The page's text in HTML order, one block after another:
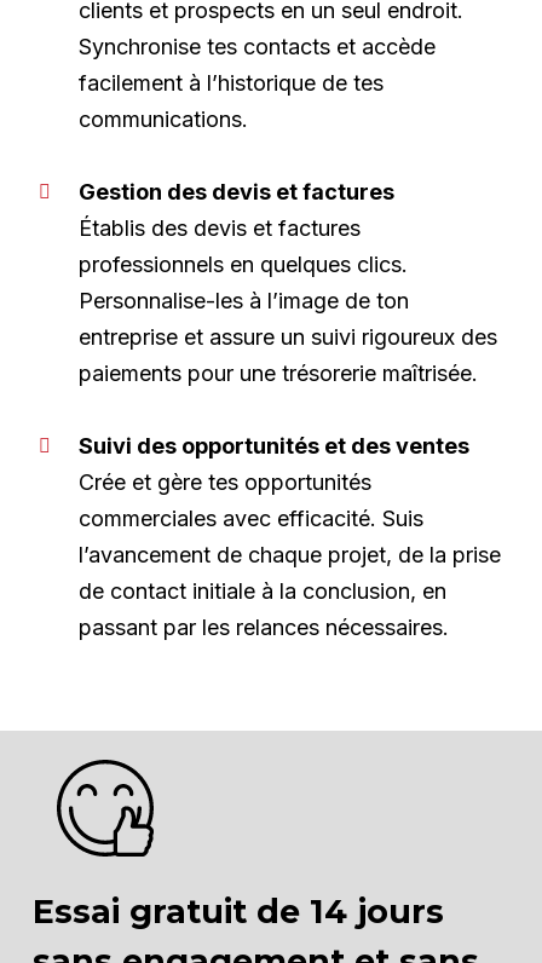
clients et prospects en un seul endroit.
Synchronise tes contacts et accède
facilement à l’historique de tes
communications.
Gestion des devis et factures
Établis des devis et factures
professionnels en quelques clics.
Personnalise-les à l’image de ton
entreprise et assure un suivi rigoureux des
paiements pour une trésorerie maîtrisée.
Suivi des opportunités et des ventes
Crée et gère tes opportunités
commerciales avec efficacité. Suis
l’avancement de chaque projet, de la prise
de contact initiale à la conclusion, en
passant par les relances nécessaires.
Essai gratuit de 14 jours